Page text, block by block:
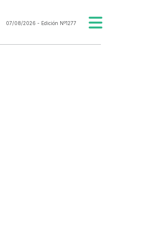
07/08/2026 - Edición Nº1277